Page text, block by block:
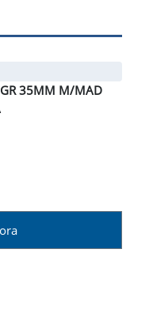
35MM M/MAD